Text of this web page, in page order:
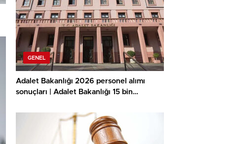
GENEL
Adalet Bakanlığı 2026 personel alımı
sonuçları | Adalet Bakanlığı 15 bin
açıklanacak, açıklandı mı? İKM uzunluk
kilo ölçümü ne vakit, imtihan yerleri